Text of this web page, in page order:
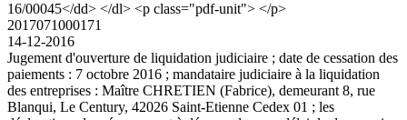
16/00045</dd> </dl> <p class="pdf-unit"> </p>
2017071000171
14-12-2016
Jugement d'ouverture de liquidation judiciaire ; date de cessation des
paiements : 7 octobre 2016 ; mandataire judiciaire à la liquidation
des entreprises : Maître CHRETIEN (Fabrice), demeurant 8, rue
Blanqui, Le Century, 42026 Saint-Etienne Cedex 01 ; les